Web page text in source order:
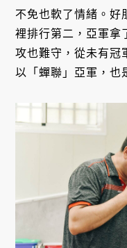
不免也軟了情緒。好
裡排行第二，亞軍拿
攻也難守，從未有冠
以「蟬聯」亞軍，也